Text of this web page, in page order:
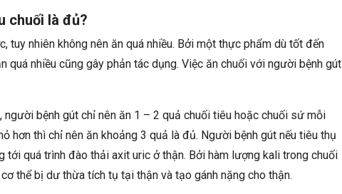
chuối là đủ?
tuy nhiên không nên ăn quá nhiều. Bởi một thực phẩm dù tốt đến
quá nhiều cũng gây phản tác dụng. Việc ăn chuối với người bệnh gút
người bệnh gút chỉ nên ăn 1 – 2 quả chuối tiêu hoặc chuối sứ mỗi
hơn thì chỉ nên ăn khoảng 3 quả là đủ. Người bệnh gút nếu tiêu thụ
tới quá trình đào thải axit uric ở thận. Bởi hàm lượng kali trong chuối
thể bị dư thừa tích tụ tại thận và tạo gánh nặng cho thận.